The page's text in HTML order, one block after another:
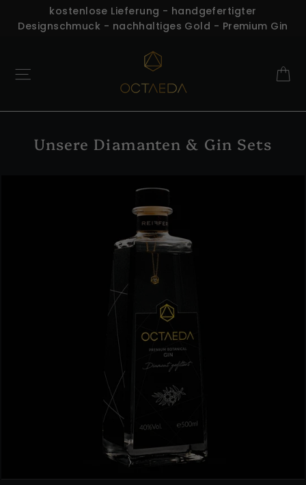
zum
kostenlose Lieferung - handgefertigter
Designschmuck - nachhaltiges Gold - Premium Gin
Unsere Diamanten & Gin Sets